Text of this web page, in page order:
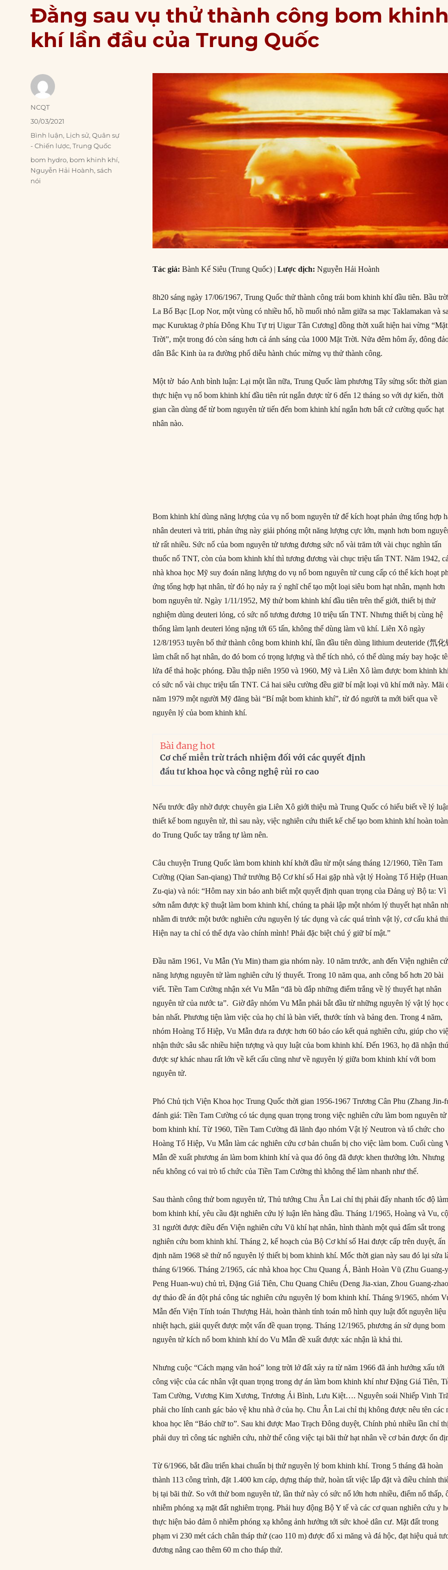
Đằng sau vụ thử thành công bom khinh
khí lần đầu của Trung Quốc
Tác giả: Bành Kế Siêu (Trung Quốc) |Lược dịch: Nguyễn Hải Hoành
8h20 sáng ngày 17/06/1967, Trung Quốc thử thành công trái bom khinh khí đầu tiên. Bầu trời
La Bố Bạc [Lop Nor, một vùng có nhiều hố, hồ muối nhỏ nằm giữa sa mạc Taklamakan và sa
mạc Kuruktag ở phía Đông Khu Tự trị Uigur Tân Cương] đồng thời xuất hiện hai vừng “Mặt
Trời”, một trong đó còn sáng hơn cả ánh sáng của 1000 Mặt Trời. Nửa đêm hôm ấy, đông
dân Bắc Kinh ùa ra đường phố diễu hành chúc mừng vụ thử thành công.
Một tờ báo Anh bình luận: Lại một lần nữa, Trung Quốc làm phương Tây sửng sốt: thời gian
thực hiện vụ nổ bom khinh khí đầu tiên rút ngắn được từ 6 đến 12 tháng so với dự kiến, thời
gian cần dùng để từ bom nguyên tử tiến đến bom khinh khí ngắn hơn bất cứ cường quốc hạt
nhân nào.
Bom khinh khí dùng năng lượng của vụ nổ bom nguyên tử để kích hoạt phản ứng tổng hợp
nhân deuteri và triti, phản ứng này giải phóng một năng lượng cực lớn, mạnh hơn bom
tử rất nhiều. Sức nổ của bom nguyên tử tương đương sức nổ vài trăm tới vài chục nghìn tấn
thuốc nổ TNT, còn của bom khinh khí thì tương đương vài chục triệu tấn TNT. Năm 1942,
nhà khoa học Mỹ suy đoán năng lượng do vụ nổ bom nguyên tử cung cấp có thể kích hoạt
ứng tổng hợp hạt nhân, từ đó họ nảy ra ý nghĩ chế tạo một loại siêu bom hạt nhân, mạnh hơn
bom nguyên tử. Ngày 1/11/1952, Mỹ thử bom khinh khí đầu tiên trên thế giới, thiết bị thử
nghiệm dùng deuteri lỏng, có sức nổ tương đương 10 triệu tấn TNT. Nhưng thiết bị cùng hệ
thống làm lạnh deuteri lỏng nặng tới 65 tấn, không thể dùng làm vũ khí. Liên Xô ngày
12/8/1953 tuyên bố thử thành công bom khinh khí, lần đầu tiên dùng lithium deuteride (氘化
làm chất nổ hạt nhân, do đó bom có trọng lượng và thể tích nhỏ, có thể dùng máy bay hoặc
lửa để thả hoặc phóng. Đầu thập niên 1950 và 1960, Mỹ và Liên Xô làm được bom khinh
có sức nổ vài chục triệu tấn TNT. Cả hai siêu cường đều giữ bí mật loại vũ khí mới này. Mãi
năm 1979 một người Mỹ đăng bài “Bí mật bom khinh khí”, từ đó người ta mới biết qua về
nguyên lý của bom khinh khí.
Bài đang hot
Cơ chế miễn trừ trách nhiệm đối với các quyết định
đầu tư khoa học và công nghệ rủi ro cao
Nếu trước đây nhờ được chuyên gia Liên Xô giới thiệu mà Trung Quốc có hiểu biết về lý
thiết kế bom nguyên tử, thì sau này, việc nghiên cứu thiết kế chế tạo bom khinh khí hoàn toàn
do Trung Quốc tay trắng tự làm nên.
Câu chuyện Trung Quốc làm bom khinh khí khởi đầu từ một sáng tháng 12/1960, Tiền Tam
Cường (Qian San-qiang) Thứ trưởng Bộ Cơ khí số Hai gặp nhà vật lý Hoàng Tổ Hiệp
Zu-qia) và nói: “Hôm nay xin báo anh biết một quyết định quan trọng của Đảng uỷ Bộ ta: Vì
sớm nắm được kỹ thuật làm bom khinh khí, chúng ta phải lập một nhóm lý thuyết hạt nhân
nhằm đi trước một bước nghiên cứu nguyên lý tác dụng và các quá trình vật lý, cơ cấu khả
Hiện nay ta chỉ có thể dựa vào chính mình! Phải đặc biệt chú ý giữ bí mật.”
Đầu năm 1961, Vu Mẫn (Yu Min) tham gia nhóm này. 10 năm trước, anh đến Viện nghiên
năng lượng nguyên tử làm nghiên cứu lý thuyết. Trong 10 năm qua, anh công bố hơn 20 bài
viết. Tiền Tam Cường nhận xét Vu Mẫn “đã bù đắp những điểm trắng về lý thuyết hạt nhân
nguyên tử của nước ta”. Giờ đây nhóm Vu Mẫn phải bắt đầu từ những nguyên lý vật lý học
bản nhất. Phương tiện làm việc của họ chỉ là bàn viết, thước tính và bảng đen. Trong 4 năm,
nhóm Hoàng Tổ Hiệp, Vu Mẫn đưa ra được hơn 60 báo cáo kết quả nghiên cứu, giúp cho
nhận thức sâu sắc nhiều hiện tượng và quy luật của bom khinh khí. Đến 1963, họ đã nhận
được sự khác nhau rất lớn về kết cấu cũng như về nguyên lý giữa bom khinh khí với bom
nguyên tử.
Phó Chủ tịch Viện Khoa học Trung Quốc thời gian 1956-1967 Trương Cân Phu (Zhang Jin-
đánh giá: Tiền Tam Cường có tác dụng quan trọng trong việc nghiên cứu làm bom nguyên tử
bom khinh khí. Từ 1960, Tiền Tam Cường đã lãnh đạo nhóm Vật lý Neutron và tổ chức cho
Hoàng Tổ Hiệp, Vu Mẫn làm các nghiên cứu cơ bản chuẩn bị cho việc làm bom. Cuối cùng
Mẫn đề xuất phương án làm bom khinh khí và qua đó ông đã được khen thưởng lớn. Nhưng
nếu không có vai trò tổ chức của Tiền Tam Cường thì không thể làm nhanh như thế.
Sau thành công thử bom nguyên tử, Thủ tướng Chu Ân Lai chỉ thị phải đẩy nhanh tốc độ làm
bom khinh khí, yêu cầu đặt nghiên cứu lý luận lên hàng đầu. Tháng 1/1965, Hoàng và Vu,
31 người được điều đến Viện nghiên cứu Vũ khí hạt nhân, hình thành một quả đấm sắt trong
nghiên cứu bom khinh khí. Tháng 2, kế hoạch của Bộ Cơ khí số Hai được cấp trên duyệt, ấn
định năm 1968 sẽ thử nổ nguyên lý thiết bị bom khinh khí. Mốc thời gian này sau đó lại sửa
tháng 6/1966. Tháng 2/1965, các nhà khoa học Chu Quang Á, Bành Hoàn Vũ (Zhu Guang-
Peng Huan-wu) chủ trì, Đặng Giá Tiên, Chu Quang Chiêu (Deng Jia-xian, Zhou Guang-
dự thảo đề án đột phá công tác nghiên cứu nguyên lý bom khinh khí. Tháng 9/1965, nhóm
Mẫn đến Viện Tính toán Thượng Hải, hoàn thành tính toán mô hình quy luật đốt nguyên liệu
nhiệt hạch, giải quyết được một vấn đề quan trọng. Tháng 12/1965, phương án sử dụng bom
nguyên tử kích nổ bom khinh khí do Vu Mẫn đề xuất được xác nhận là khả thi.
Nhưng cuộc “Cách mạng văn hoá” long trời lở đất xảy ra từ năm 1966 đã ảnh hưởng xấu tới
công việc của các nhân vật quan trọng trong dự án làm bom khinh khí như Đặng Giá Tiên,
Tam Cường, Vương Kim Xương, Trương Ái Bình, Lưu Kiệt…. Nguyên soái Nhiếp Vinh
phải cho lính canh gác bảo vệ khu nhà ở của họ. Chu Ân Lai chỉ thị không được nêu tên các
khoa học lên “Báo chữ to”. Sau khi được Mao Trạch Đông duyệt, Chính phủ nhiều lần chỉ thị
phải duy trì công tác nghiên cứu, nhờ thế công việc tại bãi thử hạt nhân về cơ bản được ổn
Từ 6/1966, bắt đầu triển khai chuẩn bị thử nguyên lý bom khinh khí. Trong 5 tháng đã hoàn
thành 113 công trình, đặt 1.400 km cáp, dựng tháp thử, hoàn tất việc lắp đặt và điều chỉnh
bị tại bãi thử. So với thử bom nguyên tử, lần thử này có sức nổ lớn hơn nhiều, điểm nổ thấp,
nhiễm phóng xạ mặt đất nghiêm trọng. Phải huy động Bộ Y tế và các cơ quan nghiên cứu y
thực hiện bảo đảm ô nhiễm phóng xạ không ảnh hưởng tới sức khoẻ dân cư. Mặt đất trong
phạm vi 230 mét cách chân tháp thử (cao 110 m) được đổ xi măng và đá hộc, đạt hiệu quả
đương nâng cao thêm 60 m cho tháp thử.
Author
NCQT
Posted
on
30/03/2021
Categories
Bình luận, Lịch sử,Quân sự
- Chiến lược,Trung Quốc
Tags
bom hydro, bom khinh khí,
Nguyễn Hải Hoành,sách
nói